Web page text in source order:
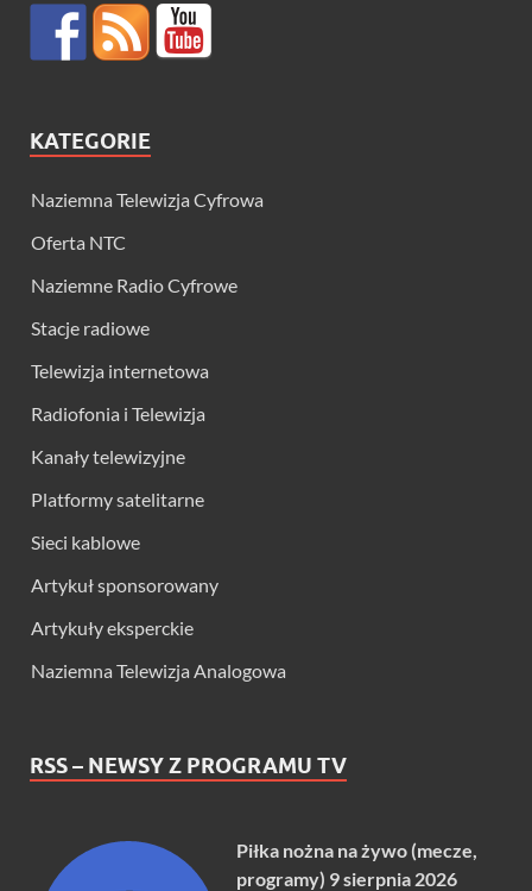
KATEGORIE
Naziemna Telewizja Cyfrowa
Oferta NTC
Naziemne Radio Cyfrowe
Stacje radiowe
Telewizja internetowa
Radiofonia i Telewizja
Kanały telewizyjne
Platformy satelitarne
Sieci kablowe
Artykuł sponsorowany
Artykuły eksperckie
Naziemna Telewizja Analogowa
RSS – NEWSY Z PROGRAMU TV
Piłka nożna na żywo (mecze,
programy) 9 sierpnia 2026